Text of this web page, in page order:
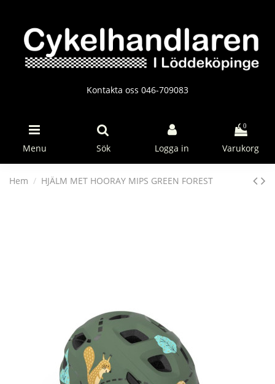
Kontakta oss 046-709083
Menu Sök Logga in
0
Varukorg
Hem HJÄLM MET HOORAY MIPS GREEN FOREST